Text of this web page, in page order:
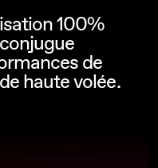
100%
de
haute volée.